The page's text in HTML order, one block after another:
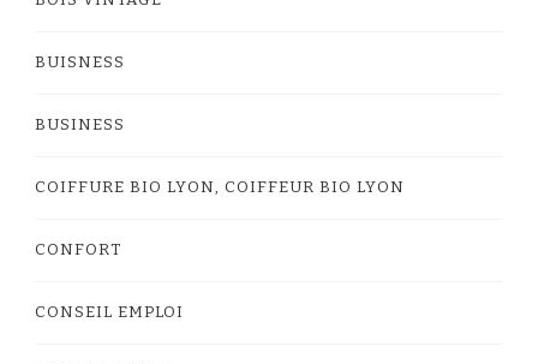
BUISNESS
BUSINESS
COIFFURE BIO LYON, COIFFEUR BIO LYON
CONFORT
CONSEIL EMPLOI